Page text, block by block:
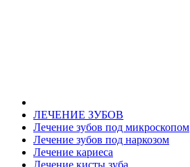
ЛЕЧЕНИЕ ЗУБОВ
Лечение зубов под микроскопом
Лечение зубов под наркозом
Лечение кариеса
Лечение кисты зуба